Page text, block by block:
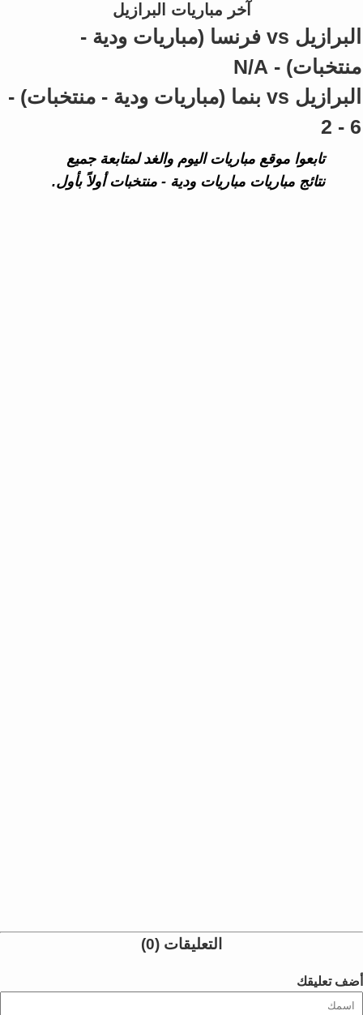
آخر مباريات البرازيل
البرازيل vs فرنسا (مباريات ودية -
منتخبات) - N/A
البرازيل vs بنما (مباريات ودية - منتخبات) -
6 - 2
تابعوا موقع مباريات اليوم والغد لمتابعة جميع
نتائج مباريات مباريات ودية - منتخبات أولاً بأول.
التعليقات (0)
أضف تعليقك